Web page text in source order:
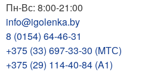
Пн-Вс: 8:00-21:00
info@igolenka.by
8 (0154) 64-46-31
+375 (33) 697-33-30 (MТС)
+375 (29) 114-40-84 (A1)